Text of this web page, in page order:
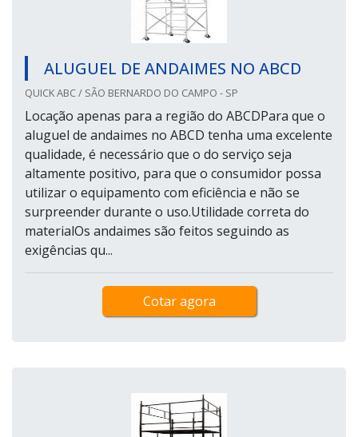
ALUGUEL DE ANDAIMES NO ABCD
QUICK ABC / SÃO BERNARDO DO CAMPO - SP
Locação apenas para a região do ABCDPara que o
aluguel de andaimes no ABCD tenha uma excelente
qualidade, é necessário que o do serviço seja
altamente positivo, para que o consumidor possa
utilizar o equipamento com eficiência e não se
surpreender durante o uso.Utilidade correta do
materialOs andaimes são feitos seguindo as
exigências qu...
Cotar agora